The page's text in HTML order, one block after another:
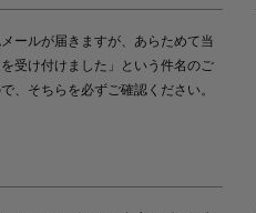
ールが届きますが、あらためて当
受け付けました」という件名のご
、そちらを必ずご確認ください。